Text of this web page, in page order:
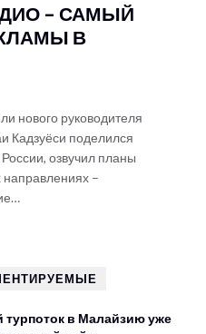
– САМЫЙ
В
нового руководителя
Кадзуёси поделился
озвучил планы
–
турпоток в Малайзию уже